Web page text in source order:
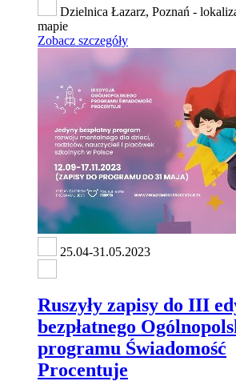
Dzielnica Łazarz, Poznań -
mapie
Zobacz szczegóły
25.04-31.05.2023
Ruszyły zapisy do III
bezpłatnego
programu Świadomość
Procentuje